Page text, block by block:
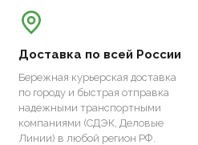
Доставка по всей России
Бережная курьерская доставка
по городу и быстрая отправка
надежными транспортными
компаниями (СДЭК, Деловые
Линии) в любой регион РФ.